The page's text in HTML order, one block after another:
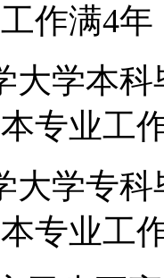
作满4年
大学本
专业工
大学专
专业工